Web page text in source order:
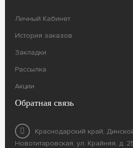
Личный Кабинет
История заказов
Закладки
Рассылка
Акции
Обратная связь
Краснодарский край,
Новотитаровская, ул. Крайняя, д.